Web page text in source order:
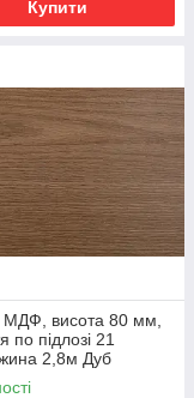
Купити
МДФ, висота 80 мм,
по підлозі 21
2,8м Дуб